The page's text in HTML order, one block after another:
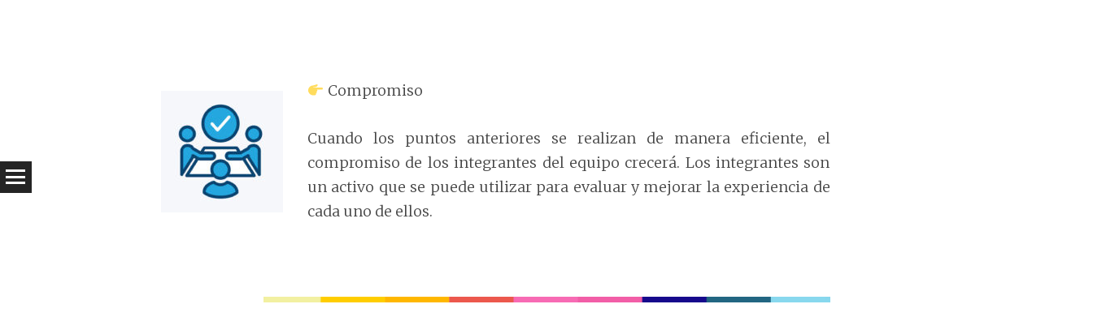
Compromiso
Cuando los puntos anteriores se realizan de manera eficiente, el
compromiso de los integrantes del equipo crecerá. Los integrantes son
un activo que se puede utilizar para evaluar y mejorar la experiencia de
cada uno de ellos.